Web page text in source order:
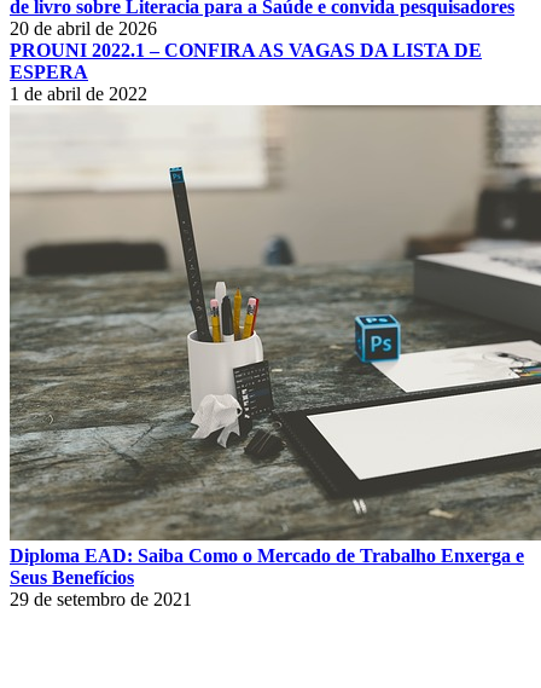
de livro sobre Literacia para a Saúde e convida pesquisadores
20 de abril de 2026
PROUNI 2022.1 – CONFIRA AS VAGAS DA LISTA DE
ESPERA
1 de abril de 2022
Diploma EAD: Saiba Como o Mercado de Trabalho Enxerga e
Seus Benefícios
29 de setembro de 2021